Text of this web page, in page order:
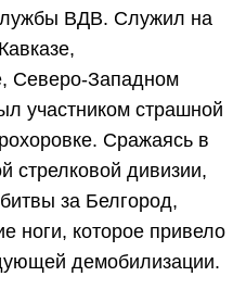
ВДВ. Служил на
Северо-За­падном
участником страшной
Сражаясь в
стрелковой дивизии,
за Белгород,
ноги, которое привело
демобилизации.